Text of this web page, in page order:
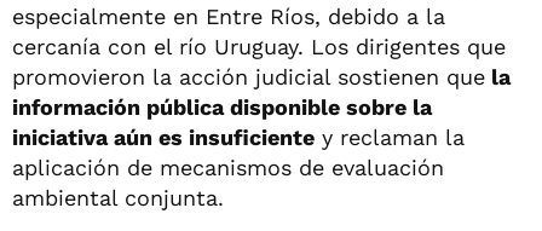
especialmente en Entre Ríos, debido a la
cercanía con el río Uruguay. Los dirigentes que
promovieron la acción judicial sostienen que la
información pública disponible sobre la
iniciativa aún es insuficiente y reclaman la
aplicación de mecanismos de evaluación
ambiental conjunta.